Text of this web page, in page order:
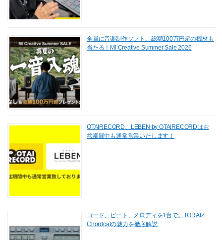
全員に音楽制作ソフト、総額100万円超の機材も
当たる！MI Creative Summer Sale 2026
OTAIRECORD、LEBEN by OTAIRECORDはお
盆期間中も通常営業いたします！
コード、ビート、メロディを1台で。TORAIZ
Chordcatの魅力を徹底解説